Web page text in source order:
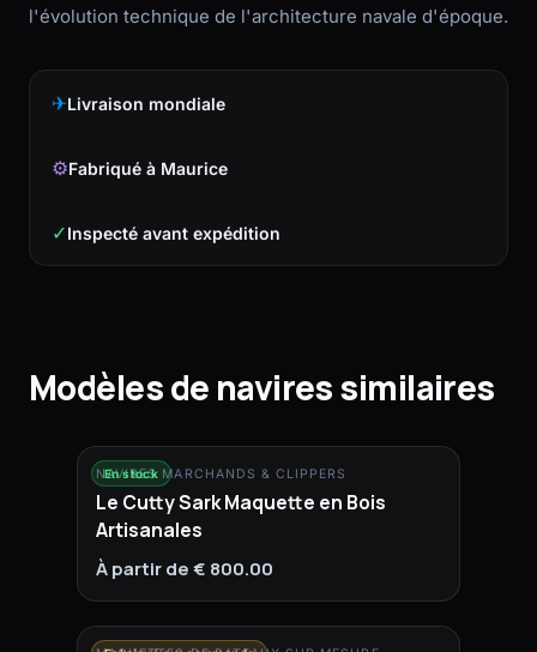
l'évolution technique de l'architecture navale d'époque.
✈Livraison mondiale
⚙Fabriqué à Maurice
✓Inspecté avant expédition
Modèles de navires similaires
En stock
NAVIRES MARCHANDS & CLIPPERS
Le Cutty Sark Maquette en Bois
Artisanales
À partir de € 800.00